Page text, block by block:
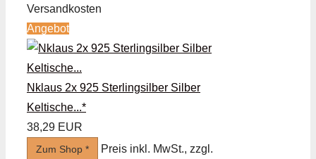
Versandkosten
Angebot
Nklaus 2x 925 Sterlingsilber Silber
Keltische...*
38,29 EUR
Zum Shop *
Preis inkl. MwSt., zzgl.